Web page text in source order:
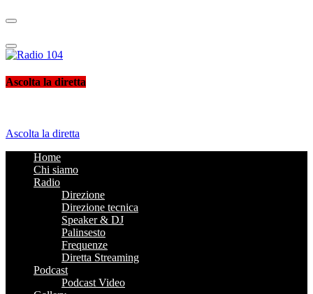
Radio 104
Like It !
Ascolta la diretta
Ascolta la diretta
Home
Chi siamo
Radio
Direzione
Direzione tecnica
Speaker & DJ
Palinsesto
Frequenze
Diretta Streaming
Podcast
Podcast Video